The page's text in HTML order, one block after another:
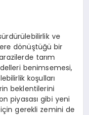
ve
dönüştüğü bir
tarım
benimsemesi,
koşulları
beklentilerini
piyasası gibi yeni
gerekli zemini de